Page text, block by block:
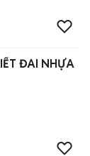
ĐAI NHỰA